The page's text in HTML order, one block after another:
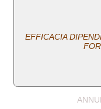
EFFICACIA